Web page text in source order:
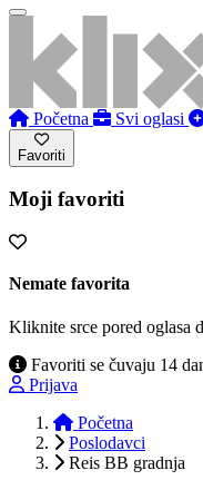
Početna Svi oglasi
Favoriti
Moji favoriti
Nemate favorita
Kliknite srce pored oglasa
Favoriti se čuvaju 14
Prijava
Početna
Poslodavci
Reis BB gradnja